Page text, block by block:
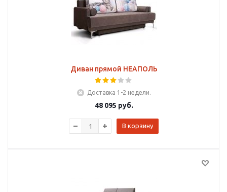
Диван прямой НЕАПОЛЬ
Доставка 1-2 недели.
48 095 руб.
В корзину